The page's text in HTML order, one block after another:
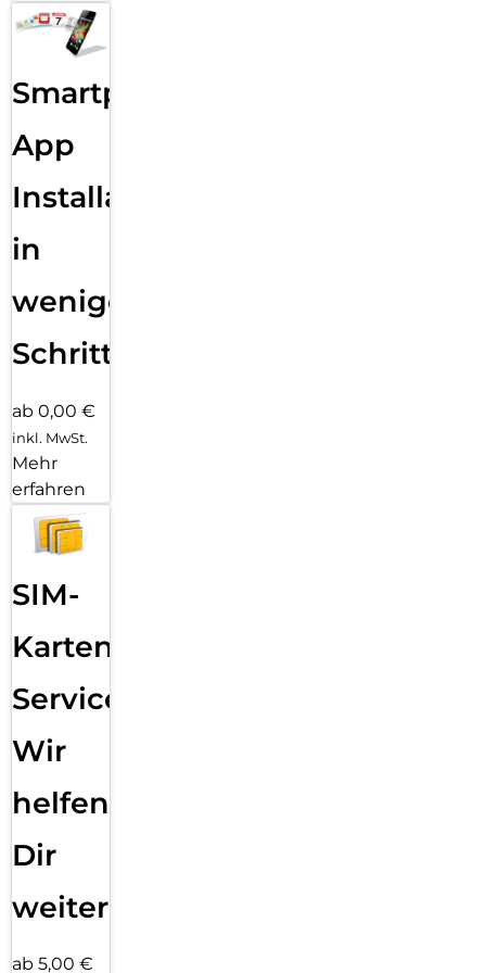
Smartphone
App
Installation
in
wenigen
Schritten
ab 0,00 €
inkl. MwSt.
Mehr
erfahren
SIM-
Karten
Service:
Wir
helfen
Dir
weiter
ab 5,00 €